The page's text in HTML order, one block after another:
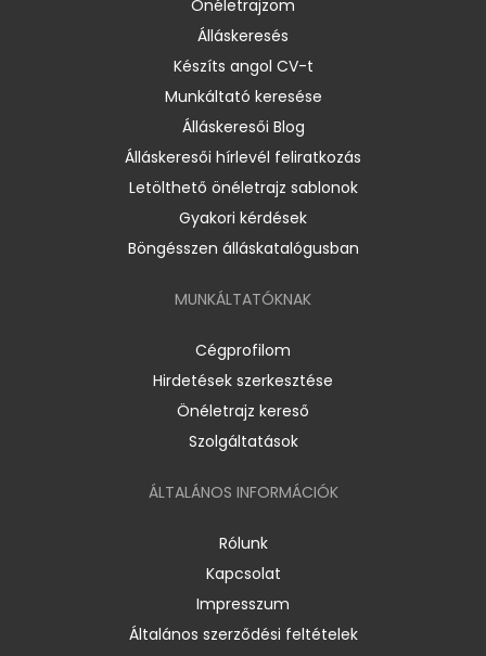
Önéletrajzom
Álláskeresés
Készíts angol CV-t
Munkáltató keresése
Álláskeresői Blog
Álláskeresői hírlevél feliratkozás
Letölthető önéletrajz sablonok
Gyakori kérdések
Böngésszen álláskatalógusban
MUNKÁLTATÓKNAK
Cégprofilom
Hirdetések szerkesztése
Önéletrajz kereső
Szolgáltatások
ÁLTALÁNOS INFORMÁCIÓK
Rólunk
Kapcsolat
Impresszum
Általános szerződési feltételek